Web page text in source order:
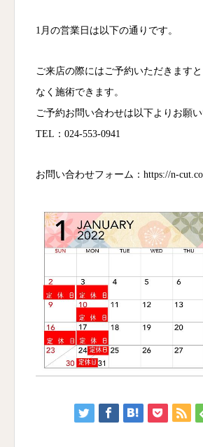
1月の営業日は以下の通りです。
ご来店の際にはご予約いただきます
なく施術できます。
ご予約お問い合わせは以下よりお願い
TEL：024-553-0941
お問い合わせフォーム： https://n-